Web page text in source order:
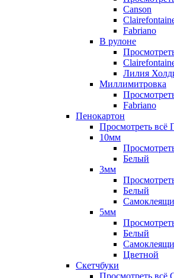
Canson
Fabriano
В рулоне
Лилия
Миллимитровка
Fabriano
Пенокартон
Просмотреть всё
10мм
Белый
3мм
Белый
5мм
Белый
Цветной
Скетчбуки
Просмотреть всё